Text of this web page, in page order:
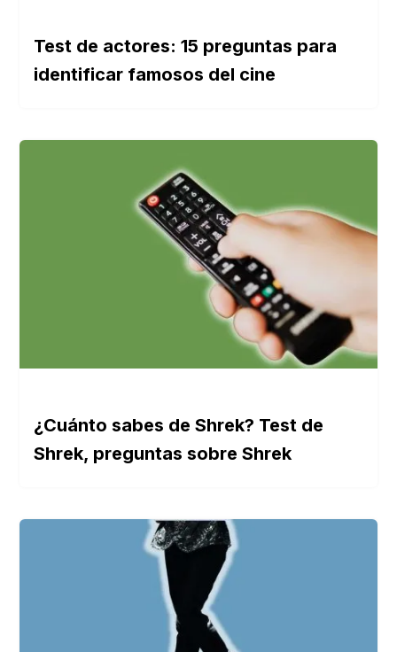
Test de actores: 15 preguntas para
identificar famosos del cine
¿Cuánto sabes de Shrek? Test de
Shrek, preguntas sobre Shrek